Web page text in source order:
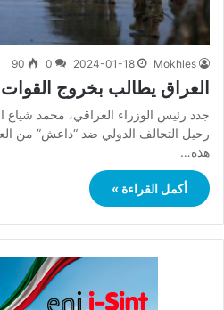
Mokhles
2024-01-18
0
90
العراق يطالب بخروج القوات
جدد رئيس الوزراء العراقي، محمد شياع
رحيل التحالف الدولي ضد “داعش” من
هذه…
أكمل القراءة »